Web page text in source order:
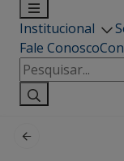
Institucional
Fale Conosco
Pesquisar
por: